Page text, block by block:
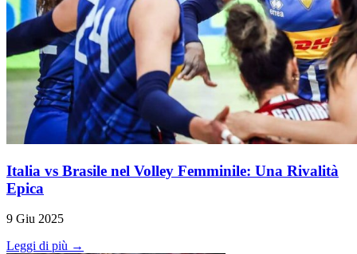
Italia vs Brasile nel Volley Femminile: Una Rivalità
Epica
9 Giu 2025
Leggi di più →